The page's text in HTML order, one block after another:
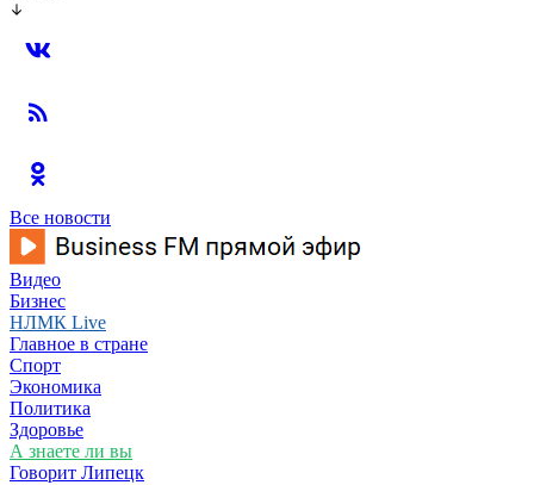
Все новости
Видео
Бизнес
НЛМК Live
Главное в стране
Спорт
Экономика
Политика
Здоровье
А знаете ли вы
Говорит Липецк